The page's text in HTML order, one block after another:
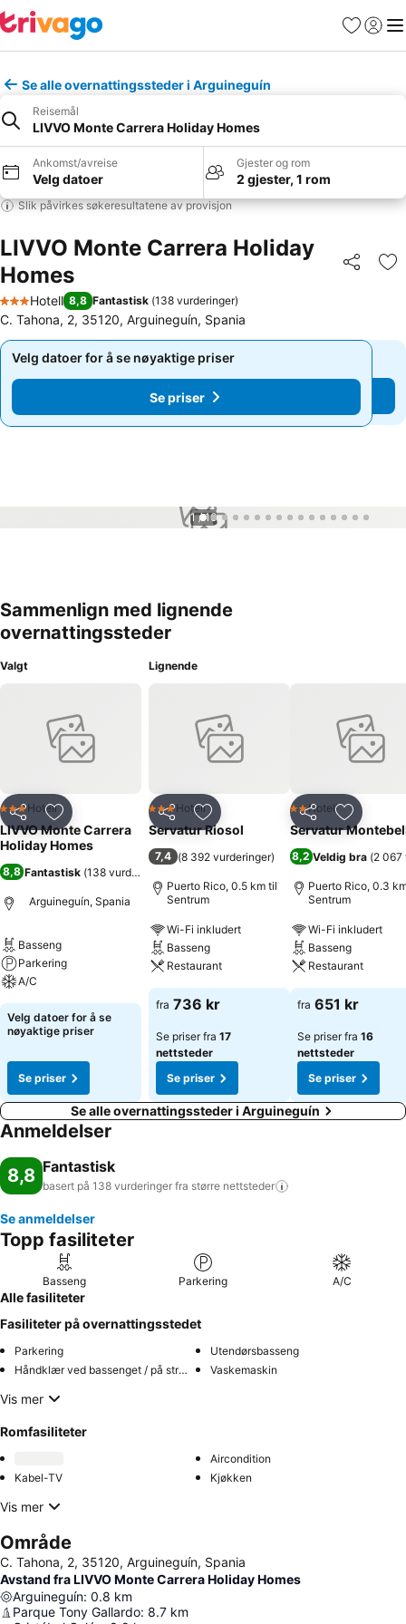
Favoritter
Logg
Se alle overnattingssteder i Arguineguín
Reisemål
LIVVO Monte Carrera Holiday Homes
Ankomst/avreise
Velg datoer
Gjester og rom
2 gjester, 1 rom
Slik påvirkes søkeresultatene av provisjon
LIVVO Monte Carrera Holiday
Homes
Del
3 Stjerner
Hotell 8,8 Fantastisk (138 vurderinger)
C. Tahona, 2, 35120, Arguineguín, Spania
Velg datoer for å se nøyaktige priser
Se priser
Velg datoer for å se nøyaktige priser
Se priser
1 / 16
Sammenlign med lignende
overnattingssteder
Valgt
Del Legg til i favoritter
3 Stjerner
Hotell
LIVVO Monte Carrera
Holiday Homes
8,8 Fantastisk (138 vurderinger
Arguineguín, Spania
Basseng
Parkering
A/C
Velg datoer for å se
nøyaktige priser
Se priser
Lignende
Del Legg til i favoritter
3 Stjerner
Hotell
Servatur Riosol
7,4 (8 392 vurderinger)
Puerto Rico, 0.5 km til
Sentrum
Wi-Fi inkludert
Basseng
Restaurant
fra 736 kr
Se priser fra 17
nettsteder
Se priser
Del Legg til
2 Stjerner
Hotell
Servatur
8,2 Veldig bra (2 067
Puerto Rico, 0.3
Sentrum
Wi-Fi inkludert
Basseng
Restaurant
fra 651 kr
Se priser fra 16
nettsteder
Se priser
Se alle overnattingssteder i Arguineguín
Anmeldelser
8,8 Fantastisk
basert på 138 vurderinger fra større nettsteder
Se anmeldelser
Topp fasiliteter
Basseng Parkering A/C
Alle fasiliteter
Fasiliteter på overnattingsstedet
Parkering
Utendørsbasseng
Håndklær ved bassenget / på stranden
Vaskemaskin
Vis mer
Romfasiliteter
Aircondition
Kabel-TV
Kjøkken
Vis mer
Område
C. Tahona, 2, 35120, Arguineguín, Spania
Avstand fra LIVVO Monte Carrera Holiday Homes
Arguineguín: 0.8 km
Parque Tony Gallardo: 8.7 km